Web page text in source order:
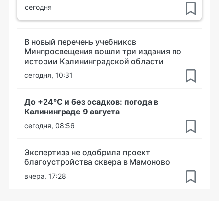
сегодня
В новый перечень учебников
Минпросвещения вошли три издания по
истории Калининградской области
сегодня, 10:31
До +24°С и без осадков: погода в
Калининграде 9 августа
сегодня, 08:56
Экспертиза не одобрила проект
благоустройства сквера в Мамоново
вчера, 17:28